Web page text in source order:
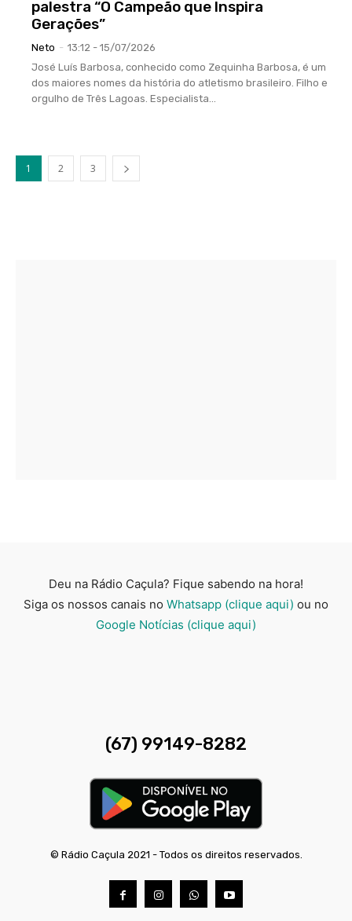
palestra “O Campeão que Inspira
Gerações”
Neto - 13:12 - 15/07/2026
José Luís Barbosa, conhecido como Zequinha Barbosa, é um
dos maiores nomes da história do atletismo brasileiro. Filho e
orgulho de Três Lagoas. Especialista...
1 2 3
Deu na Rádio Caçula? Fique sabendo na hora!
Siga os nossos canais no Whatsapp (clique aqui) ou no
Google Notícias (clique aqui)
(67) 99149-8282
© Rádio Caçula 2021 - Todos os direitos reservados.